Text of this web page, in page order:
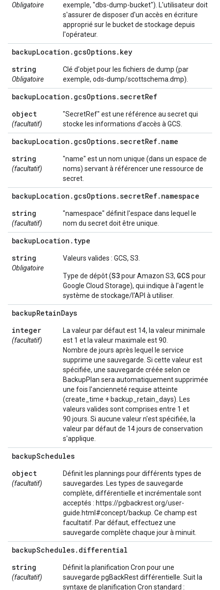
Obligatoire
exemple, "dbs-dump-bucket"). L'utilisateur doit
s'assurer de disposer d'un accès en écriture
approprié sur le bucket de stockage depuis
l'opérateur.
backupLocation . gcsOptions. key
string
Obligatoire
Clé d'objet pour les fichiers de dump (par
exemple, ods-dump/scottschema.dmp).
backupLocation . gcsOptions.secretRef
object
(facultatif)
"SecretRef" est une référence au secret qui
stocke les informations d'accès à GCS.
backupLocation . gcsOptions.secretRef. name
string
(facultatif)
"name" est un nom unique (dans un espace de
noms) servant à référencer une ressource de
secret.
backupLocation . gcsOptions.secretRef. namespace
string
(facultatif)
"namespace" définit l'espace dans lequel le
nom du secret doit être unique.
backupLocation . type
string
Obligatoire
Valeurs valides : GCS, S3.
Type de dépôt (S3pour Amazon S3, GCS pour
Google Cloud Storage), qui indique à l'agent le
système de stockage/l'API à utiliser.
backupRetainDays
integer
(facultatif)
La valeur par défaut est 14, la valeur minimale
est 1 et la valeur maximale est 90.
Nombre de jours après lequel le service
supprime une sauvegarde. Si cette valeur est
spécifiée, une sauvegarde créée selon ce
BackupPlan sera automatiquement supprimée
une fois l'ancienneté requise atteinte
(create_time + backup_retain_days). Les
valeurs valides sont comprises entre 1 et
90 jours. Si aucune valeur n'est spécifiée, la
valeur par défaut de 14 jours de conservation
s'applique.
backupSchedules
object
(facultatif)
Définit les plannings pour différents types de
sauvegardes. Les types de sauvegarde
complète, différentielle et incrémentale sont
acceptés : https://pgbackrest.org/user-
guide.html#concept/backup. Ce champ est
facultatif. Par défaut, effectuez une
sauvegarde complète chaque jour à minuit.
backupSchedules. differential
string
(facultatif)
Définit la planification Cron pour une
sauvegarde pgBackRest différentielle. Suit la
syntaxe de planification Cron standard :